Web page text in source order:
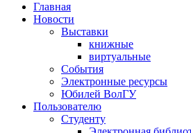
Научная
библиотека
Иншакова
Главная
Новости
Выставки
книжные
виртуальные
События
Электронные ресурсы
Юбилей ВолГУ
Пользователю
Студенту